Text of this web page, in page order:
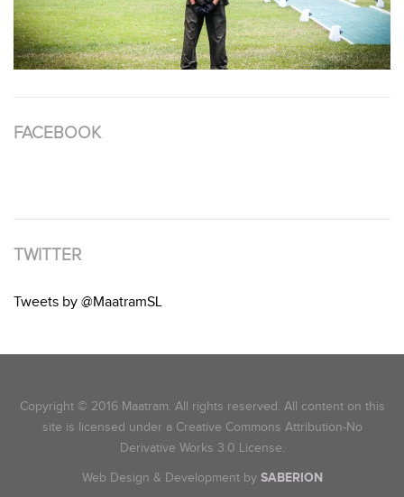
FACEBOOK
TWITTER
Tweets by @MaatramSL
Copyright © 2016 Maatram. All rights reserved. All content on this
site is licensed under a Creative Commons Attribution-No
Derivative Works 3.0 License.
Web Design & Development by SABERION